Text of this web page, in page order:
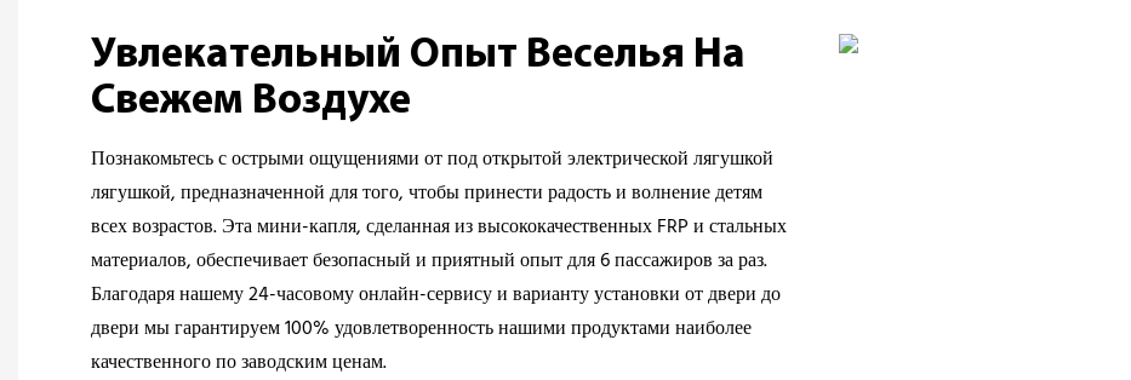
Увлекательный Опыт Веселья На
Свежем Воздухе
Познакомьтесь с острыми ощущениями от под открытой электрической лягушкой
лягушкой, предназначенной для того, чтобы принести радость и волнение детям
всех возрастов. Эта мини-капля, сделанная из высококачественных FRP и стальных
материалов, обеспечивает безопасный и приятный опыт для 6 пассажиров за раз.
Благодаря нашему 24-часовому онлайн-сервису и варианту установки от двери до
двери мы гарантируем 100% удовлетворенность нашими продуктами наиболее
качественного по заводским ценам.